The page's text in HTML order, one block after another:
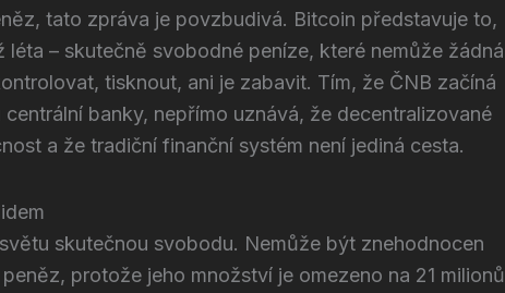
tato zpráva je povzbudivá. Bitcoin představuje to,
léta – skutečně svobodné peníze, které nemůže žádná
tisknout, ani je zabavit. Tím, že ČNB začíná
banky, nepřímo uznává, že decentralizované
a že tradiční finanční systém není jediná cesta.
skutečnou svobodu. Nemůže být znehodnocen
protože jeho množství je omezeno na 21 milionů